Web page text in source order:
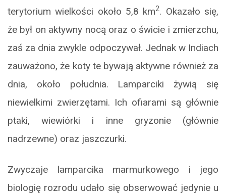
terytorium wielkości około 5,8 km2. Okazało się,
że był on aktywny nocą oraz o świcie i zmierzchu,
zaś za dnia zwykle odpoczywał. Jednak w Indiach
zauważono, że koty te bywają aktywne również za
dnia, około południa. Lamparciki żywią się
niewielkimi zwierzętami. Ich ofiarami są głównie
ptaki, wiewiórki i inne gryzonie (głównie
nadrzewne) oraz jaszczurki.
Zwyczaje lamparcika marmurkowego i jego
biologię rozrodu udało się obserwować jedynie u